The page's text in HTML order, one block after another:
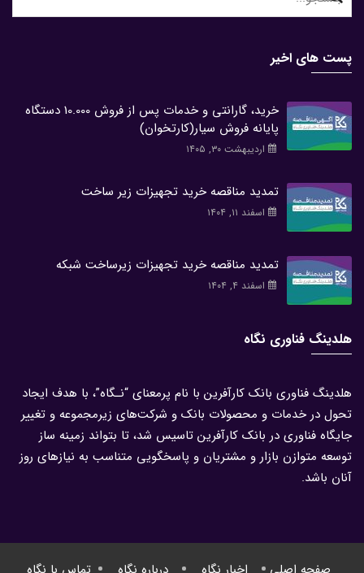
for:
پست های اخیر
خرید، گارانتی و خدمات پس از فروش 10.000 دستگاه
پایانه فروش سیار(کارتخوان)
اردیبهشت ۳۰, ۱۴۰۵
تمدید مناقصه خرید تجهیزات زیر ساخت
اسفند ۱۱, ۱۴۰۴
تمدید مناقصه خرید تجهیزات زیرساخت شبکه
اسفند ۴, ۱۴۰۴
هلدینگ فناوری نگاه
هلدینگ فناوری بانک کارآفرین با نام پرمعنای “نـگاه”، با هدف ایجاد
تحول در خدمات و محصولات بانک و شرکت‌های زیرمجموعه و تغییر
جایگاه فناوری در بانک کارآفرین تاسیس شد، تا بتواند زمینه ساز
توسعه متوازن بازار و مشتریان و پاسخگویی متناسب به نیازهای روز
آنان باشد.